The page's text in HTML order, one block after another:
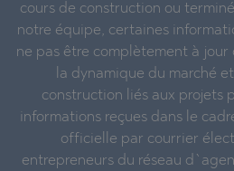
cours de construction ou
notre équipe, certaines
ne pas être complètement à jour
la dynamique du marché
construction liés aux projets
informations reçues dans le
officielle par courrier
entrepreneurs du réseau